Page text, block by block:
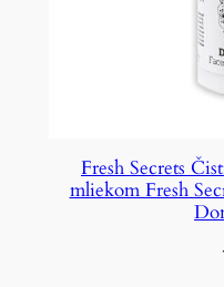
Fresh Secrets
mliekom Fresh